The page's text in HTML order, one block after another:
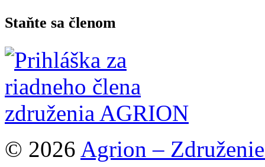
Staňte sa členom
© 2026 Agrion –